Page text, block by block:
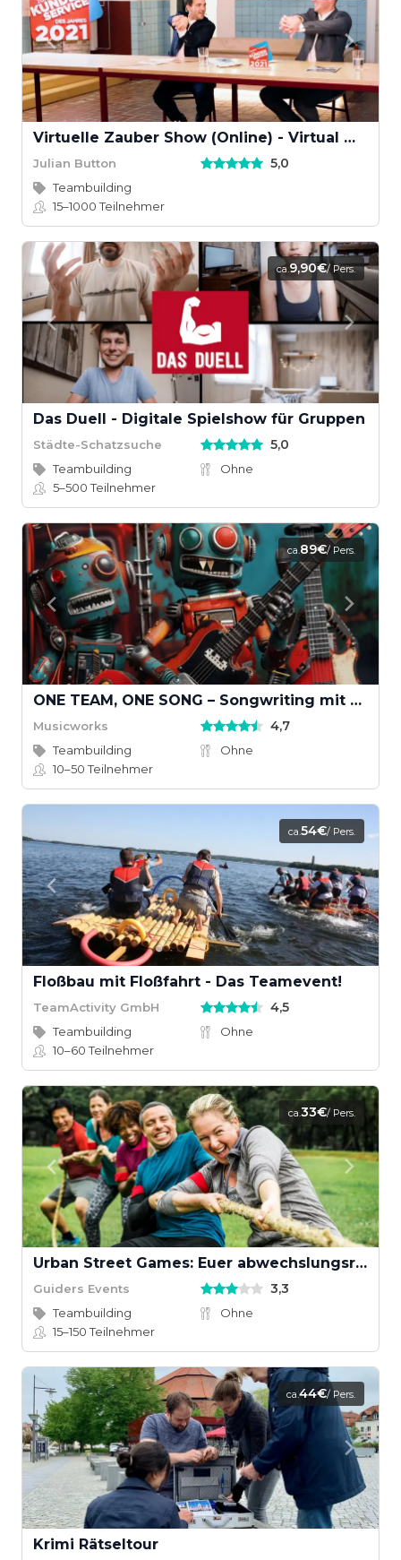
Virtuelle Zauber Show (Online) - Virtual Magic Show
Julian Button 5,0
Teambuilding
15–1000Teilnehmer
ca.9,90€/ Pers.
Das Duell - Digitale Spielshow für Gruppen
Städte-Schatzsuche 5,0
Teambuilding
Ohne
5–500Teilnehmer
ca.89€/ Pers.
ONE TEAM, ONE SONG – Songwriting mit KI und echten Instrumenten
Musicworks 4,7
Teambuilding
Ohne
10–50Teilnehmer
ca.54€/ Pers.
Floßbau mit Floßfahrt - Das Teamevent!
TeamActivity GmbH 4,5
Teambuilding
Ohne
10–60Teilnehmer
ca.33€/ Pers.
Urban Street Games: Euer abwechslungsreiches Teamevent
Guiders Events 3,3
Teambuilding
Ohne
15–150Teilnehmer
ca.44€/ Pers.
Krimi Rätseltour